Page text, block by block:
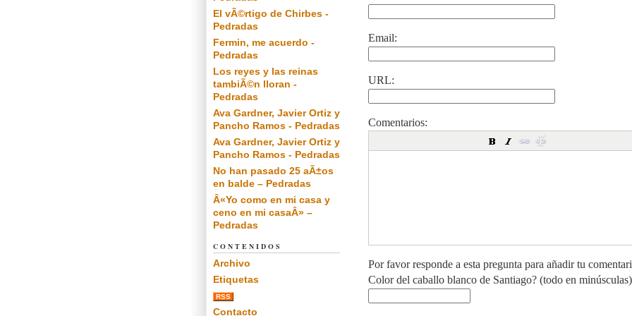
Email:
URL:
Comentarios:
Por favor responde a esta pregunta para añadir tu
Color del caballo blanco de Santiago? (todo en minúsculas)
El vÃ©rtigo de Chirbes -
Pedradas
Fermin, me acuerdo -
Pedradas
Los reyes y las reinas
tambiÃ©n lloran -
Pedradas
Ava Gardner, Javier Ortiz y
Pancho Ramos - Pedradas
Ava Gardner, Javier Ortiz y
Pancho Ramos - Pedradas
No han pasado 25 aÃ±os
en balde – Pedradas
Â«Yo como en mi casa y
ceno en mi casaÂ» –
Pedradas
CONTENIDOS
Archivo
Etiquetas
RSS
Contacto